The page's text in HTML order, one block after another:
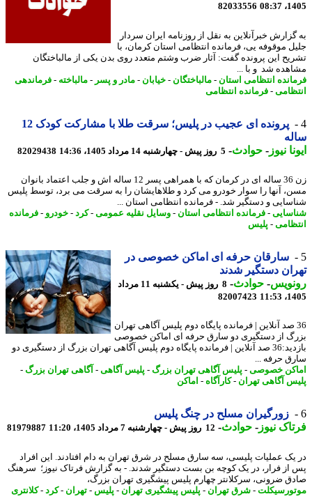
82033556
خبرآنلاین به نقل از روزنامه ایران سردار
موقوفه یی، فرمانده انتظامی استان کرمان، با
این پرونده گفت: آثار ضرب وشتم متعدد روی بدن یکی از مالباختگان
شد و با ...
انتظامی استان-مالباختگان-خیابان-مادر و پسر -مالباخته-فرماندهی
-فرمانده انتظامی
پرونده ای عجیب در پلیس؛ سرقت طلا با مشارکت کودک 12
نیوز-حوادث -5 روز پیش - چهارشنبه 14 مرداد 1405، 14:36 82029438
زن 36 ساله ای در کرمان که با همراهی پسر 12 ساله اش و جلب اعتماد بانوان
آنها را سوار خودرو می کرد و طلاهایشان را به سرقت می برد، توسط پلیس
و دستگیر شد. - فرمانده انتظامی استان ...
-فرمانده انتظامی استان-وسایل نقلیه عمومی-کرد-خودرو-فرمانده
-پلیس
سارقان حرفه ای اماکن خصوصی در
دستگیر شدند
-حوادث -
8 روز پیش - یکشنبه 11 مرداد
82007423
صد آنلاین | فرمانده پایگاه دوم پلیس آگاهی تهران
از دستگیری دو سارق حرفه ای اماکن خصوصی
بازدید:36 صد آنلاین | فرمانده پایگاه دوم پلیس آگاهی تهران بزرگ از دستگیری دو
حرفه ...
خصوصی-پلیس آگاهی تهران بزرگ- پلیس آگاهی-آگاهی تهران بزرگ-
آگاهی تهران- کارآگاه -اماکن
زورگیران مسلح در چنگ پلیس
نیوز-حوادث -12 روز پیش - چهارشنبه 7 مرداد 1405، 11:20 81979887
عملیات پلیسی، سه سارق مسلح در شرق تهران به دام افتادند. این افراد
فرار، در یک کوچه بن بست دستگیر شدند. - به گزارش فرتاک نیوز؛ سرهنگ
ضرونی، سرکلانتر چهارم پلیس پیشگیری تهران بزرگ،
-شرق تهران- پلیس پیشگیری تهران- پلیس-تهران- کرد-کلانتری